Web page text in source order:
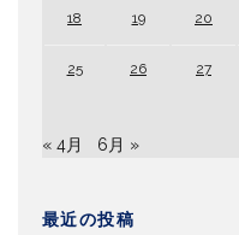
18 19 20
25 26 27
« 4月 6月 »
最近の投稿